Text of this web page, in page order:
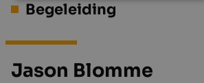
Begeleiding
Jason Blomme